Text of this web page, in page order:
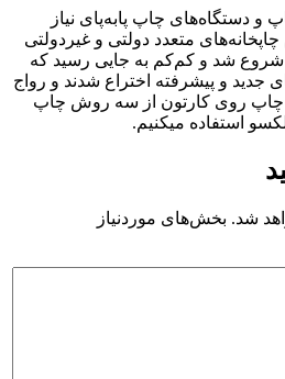
و دستگاه‌های چاپ پابه‌پای نیاز
متعدد دولتی و غیردولتی
شد و کم‌کم به جایی رسید که
جدید و پیشرفته اختراع شدند و رواج
چاپ روی کارتون از سه روش چاپ
استفاده میکنیم.
شد. بخش‌های موردنیاز